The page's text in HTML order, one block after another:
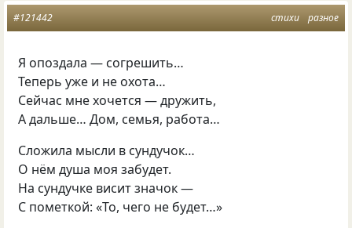
стихи разное
#121442
Я опоздала — согрешить…
Теперь уже и не охота…
Сейчас мне хочется — дружить,
А дальше… Дом, семья, работа…
Сложила мысли в сундучок…
О нём душа моя забудет.
На сундучке висит значок —
С пометкой: «То, чего не будет…»